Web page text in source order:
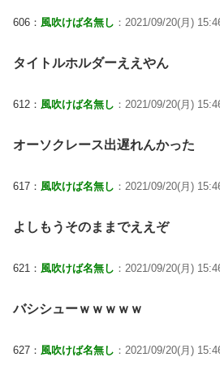
606： 風吹けば名無し ：2021/09/20(月)
タイトルホルダーええやん
612： 風吹けば名無し ：2021/09/20(月)
オーソクレース出遅れんかった
617： 風吹けば名無し ：2021/09/20(月)
よしもうそのままでええぞ
621： 風吹けば名無し ：2021/09/20(月)
バシシューｗｗｗｗｗ
627： 風吹けば名無し ：2021/09/20(月)